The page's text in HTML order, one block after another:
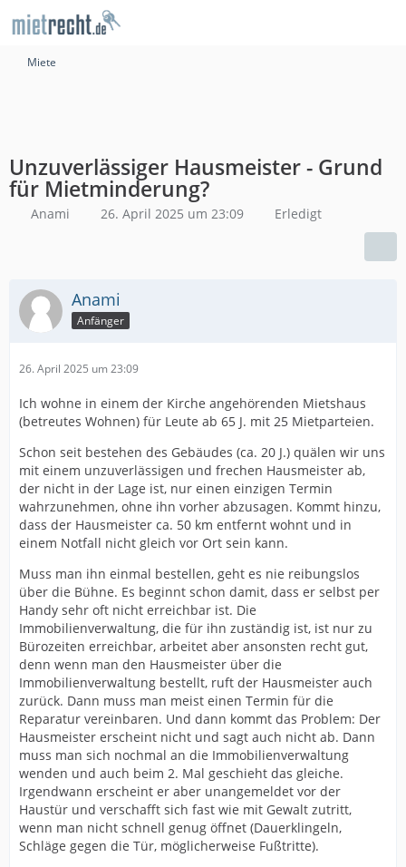
Miete
Unzuverlässiger Hausmeister - Grund
für Mietminderung?
Anami 26. April 2025 um 23:09 Erledigt
Anami
Anfänger
26. April 2025 um 23:09
Ich wohne in einem der Kirche angehörenden Mietshaus
(betreutes Wohnen) für Leute ab 65 J. mit 25 Mietparteien.
Schon seit bestehen des Gebäudes (ca. 20 J.) quälen wir uns
mit einem unzuverlässigen und frechen Hausmeister ab,
der nicht in der Lage ist, nur einen einzigen Termin
wahrzunehmen, ohne ihn vorher abzusagen. Kommt hinzu,
dass der Hausmeister ca. 50 km entfernt wohnt und in
einem Notfall nicht gleich vor Ort sein kann.
Muss man ihn einmal bestellen, geht es nie reibungslos
über die Bühne. Es beginnt schon damit, dass er selbst per
Handy sehr oft nicht erreichbar ist. Die
Immobilienverwaltung, die für ihn zuständig ist, ist nur zu
Bürozeiten erreichbar, arbeitet aber ansonsten recht gut,
denn wenn man den Hausmeister über die
Immobilienverwaltung bestellt, ruft der Hausmeister auch
zurück. Dann muss man meist einen Termin für die
Reparatur vereinbaren. Und dann kommt das Problem: Der
Hausmeister erscheint nicht und sagt auch nicht ab. Dann
muss man sich nochmal an die Immobilienverwaltung
wenden und auch beim 2. Mal geschieht das gleiche.
Irgendwann erscheint er aber unangemeldet vor der
Haustür und verschafft sich fast wie mit Gewalt zutritt,
wenn man nicht schnell genug öffnet (Dauerklingeln,
Schläge gegen die Tür, möglicherweise Fußtritte).